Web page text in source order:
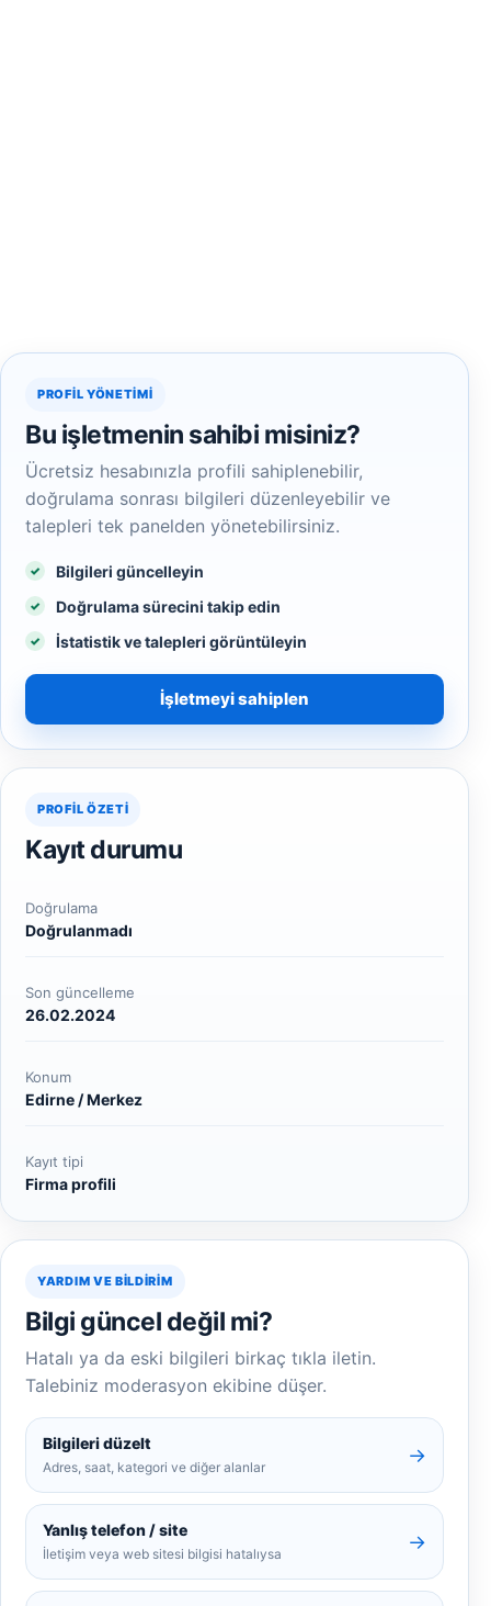
PROFIL YÖNETIMI
Bu işletmenin sahibi misiniz?
Ücretsiz hesabınızla profili sahiplenebilir,
doğrulama sonrası bilgileri düzenleyebilir ve
talepleri tek panelden yönetebilirsiniz.
Bilgileri güncelleyin
Doğrulama sürecini takip edin
İstatistik ve talepleri görüntüleyin
İşletmeyi sahiplen
PROFIL ÖZETI
Kayıt durumu
Doğrulama
Doğrulanmadı
Son güncelleme
26.02.2024
Konum
Edirne / Merkez
Kayıt tipi
Firma profili
YARDIM VE BILDIRIM
Bilgi güncel değil mi?
Hatalı ya da eski bilgileri birkaç tıkla iletin.
Talebiniz moderasyon ekibine düşer.
Bilgileri düzelt
Adres, saat, kategori ve diğer alanlar
→
Yanlış telefon / site
İletişim veya web sitesi bilgisi hatalıysa
→